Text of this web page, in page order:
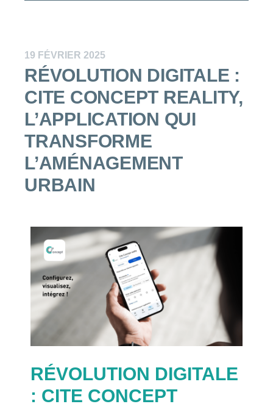
RÉVOLUTION DIGITALE :
CITE CONCEPT REALITY,
L’APPLICATION QUI
TRANSFORME
L’AMÉNAGEMENT
URBAIN
19 FÉVRIER 2025
RÉVOLUTION DIGITALE
: CITE CONCEPT